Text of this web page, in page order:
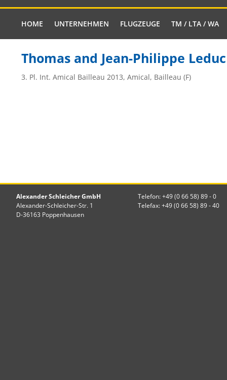
HOME UNTERNEHMEN FLUGZEUGE TM / LTA / WA
Thomas and Jean-Philippe Leduc
3. Pl. Int. Amical Bailleau 2013, Amical, Bailleau (F)
Alexander Schleicher GmbH
Alexander-Schleicher-Str. 1
D-36163 Poppenhausen
Telefon: +49 (0 66 58) 89 - 0
Telefax: +49 (0 66 58) 89 - 40